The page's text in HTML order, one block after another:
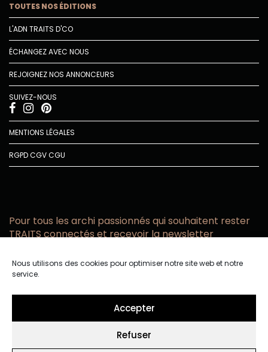
Nous utilisons des cookies pour optimiser notre site web et notre
service.
Accepter
Refuser
TOUTES NOS ÉDITIONS
L'ADN TRAITS D'CO
ÉCHANGEZ AVEC NOUS
REJOIGNEZ NOS ANNONCEURS
SUIVEZ-NOUS
MENTIONS LÉGALES
RGPDCGVCGU
Pour tous les archi passionnés qui souhaitent rester
TRAITS connectés et recevoir la newsletter
email
confidentialité.